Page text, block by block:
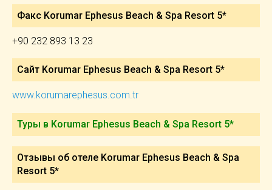
Факс Korumar Ephesus Beach & Spa Resort 5*
+90 232 893 13 23
Сайт Korumar Ephesus Beach & Spa Resort 5*
www.korumarephesus.com.tr
Туры в Korumar Ephesus Beach & Spa Resort 5*
Отзывы об отеле Korumar Ephesus Beach & Spa
Resort 5*